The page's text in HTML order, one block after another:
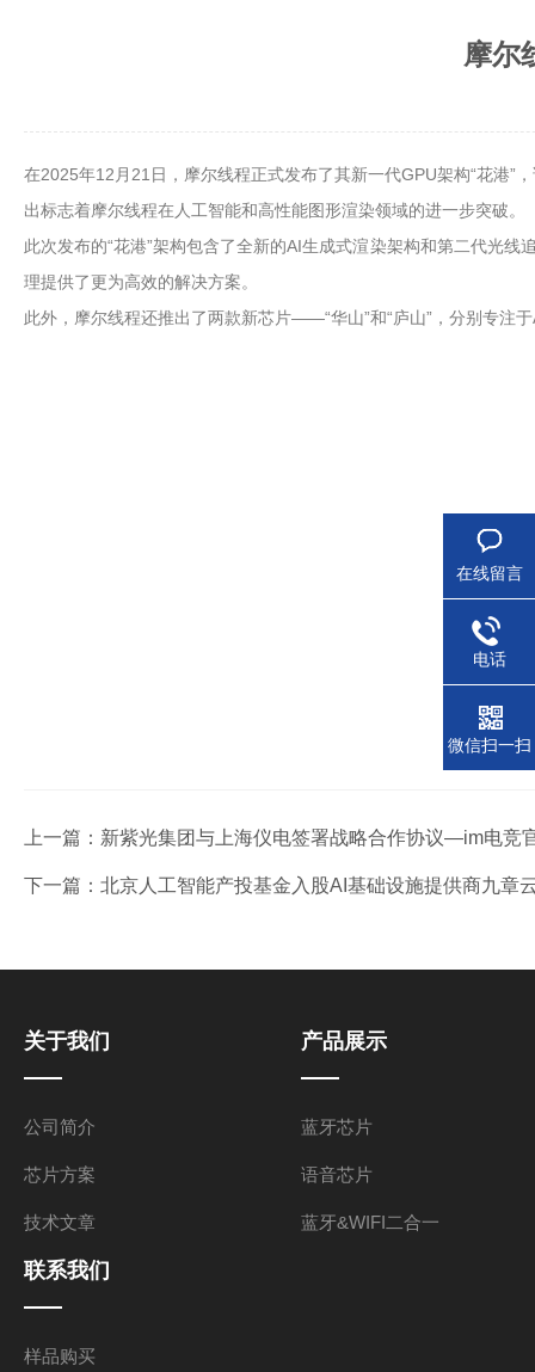
摩尔
在2025年12月21日，摩尔线程正式发布了其新一代GPU架构“花港”
出标志着摩尔线程在人工智能和高性能图形渲染领域的进一步突破。
此次发布的“花港”架构包含了全新的AI生成式渲染架构和第二代光
理提供了更为高效的解决方案。
此外，摩尔线程还推出了两款新芯片——“华山”和“庐山”，分别专注
上一篇： 新紫光集团与上海仪电签署战略合作协议—im电竞
下一篇： 北京人工智能产投基金入股AI基础设施提供商九章
关于我们
公司简介
芯片方案
技术文章
产品展示
蓝牙芯片
语音芯片
蓝牙&WIFI二合一
联系我们
样品购买
在线留言
电话
微信扫一扫